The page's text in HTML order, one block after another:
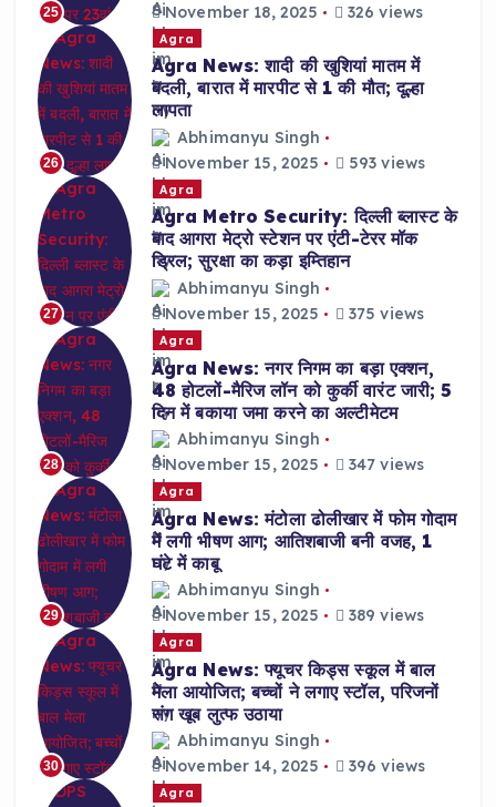
25
November 18, 2025
326 views
26
Agra
Agra News: शादी की खुशियां मातम में
बदली, बारात में मारपीट से 1 की मौत; दूल्हा
लापता
Abhimanyu Singh
November 15, 2025
593 views
27
Agra
Agra Metro Security: दिल्ली ब्लास्ट के
बाद आगरा मेट्रो स्टेशन पर एंटी-टेरर मॉक
ड्रिल; सुरक्षा का कड़ा इम्तिहान
Abhimanyu Singh
November 15, 2025
375 views
28
Agra
Agra News: नगर निगम का बड़ा एक्शन,
48 होटलों-मैरिज लॉन को कुर्की वारंट जारी; 5
दिन में बकाया जमा करने का अल्टीमेटम
Abhimanyu Singh
November 15, 2025
347 views
29
Agra
Agra News: मंटोला ढोलीखार में फोम गोदाम
में लगी भीषण आग; आतिशबाजी बनी वजह, 1
घंटे में काबू
Abhimanyu Singh
November 15, 2025
389 views
30
Agra
Agra News: फ्यूचर किड्स स्कूल में बाल
मेला आयोजित; बच्चों ने लगाए स्टॉल, परिजनों
संग खूब लुत्फ उठाया
Abhimanyu Singh
November 14, 2025
396 views
Agra